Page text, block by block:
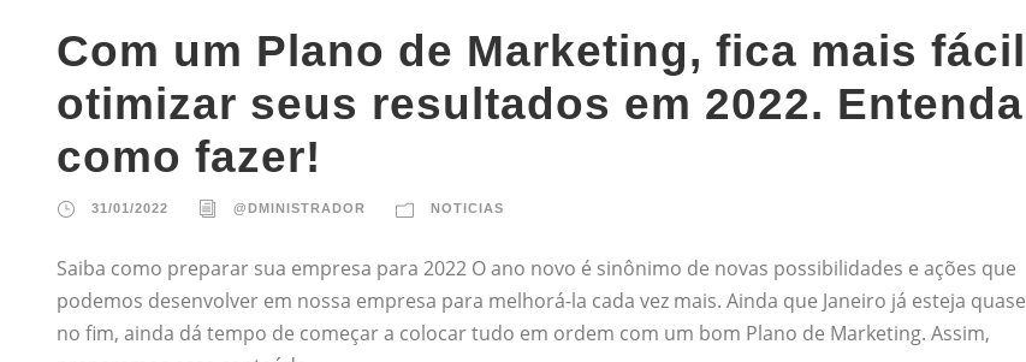
Com um Plano de Marketing, fica mais fácil
otimizar seus resultados em 2022. Entenda
como fazer!
31/01/2022 @DMINISTRADOR NOTICIAS
Saiba como preparar sua empresa para 2022 O ano novo é sinônimo de novas possibilidades e ações que
podemos desenvolver em nossa empresa para melhorá-la cada vez mais. Ainda que Janeiro já esteja quase
no fim, ainda dá tempo de começar a colocar tudo em ordem com um bom Plano de Marketing. Assim,